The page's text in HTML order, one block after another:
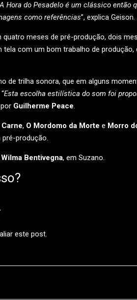
Hora do Pesadelo é um clássico então
como referências”, explica Geison.
meses de pré-produção, dois
com um bom trabalho de produção,
de trilha sonora, que em alguns
Esta escolha estilística do som foi
Guilherme Peace.
Carne, O Mordomo da Morte e Morro
pré-produção.
Wilma Bentivegna, em Suzano.
este post.